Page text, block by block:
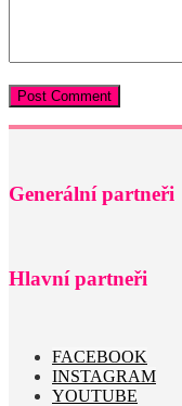
Generální partneři
Hlavní partneři
FACEBOOK
INSTAGRAM
YOUTUBE